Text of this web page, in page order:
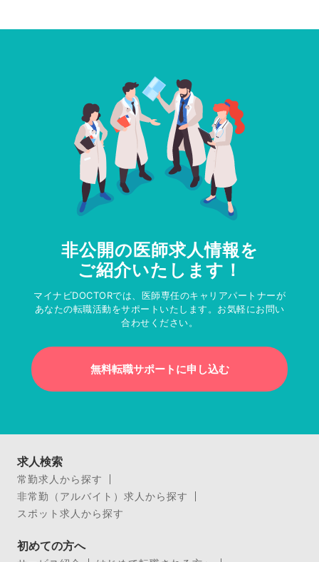
非公開の医師求人情報を
ご紹介いたします！
マイナビDOCTORでは、医師専任のキャリアパートナーが
あなたの転職活動をサポートいたします。お気軽にお問い
合わせください。
無料転職サポートに申し込む
求人検索
常勤求人から探す
非常勤（アルバイト）求人から探す
スポット求人から探す
初めての方へ